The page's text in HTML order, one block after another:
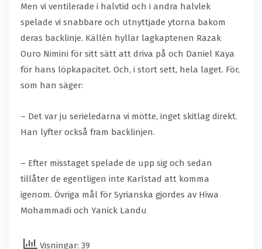
Men vi ventilerade i halvtid och i andra halvlek
spelade vi snabbare och utnyttjade ytorna bakom
deras backlinje. Källén hyllar lagkaptenen Razak
Ouro Nimini för sitt sätt att driva på och Daniel Kaya
för hans löpkapacitet. Och, i stort sett, hela laget. För,
som han säger:
– Det var ju serieledarna vi mötte, inget skitlag direkt.
Han lyfter också fram backlinjen.
– Efter misstaget spelade de upp sig och sedan
tillåter de egentligen inte Karlstad att komma
igenom. Övriga mål för Syrianska gjordes av Hiwa
Mohammadi och Yanick Landu
Visningar: 39